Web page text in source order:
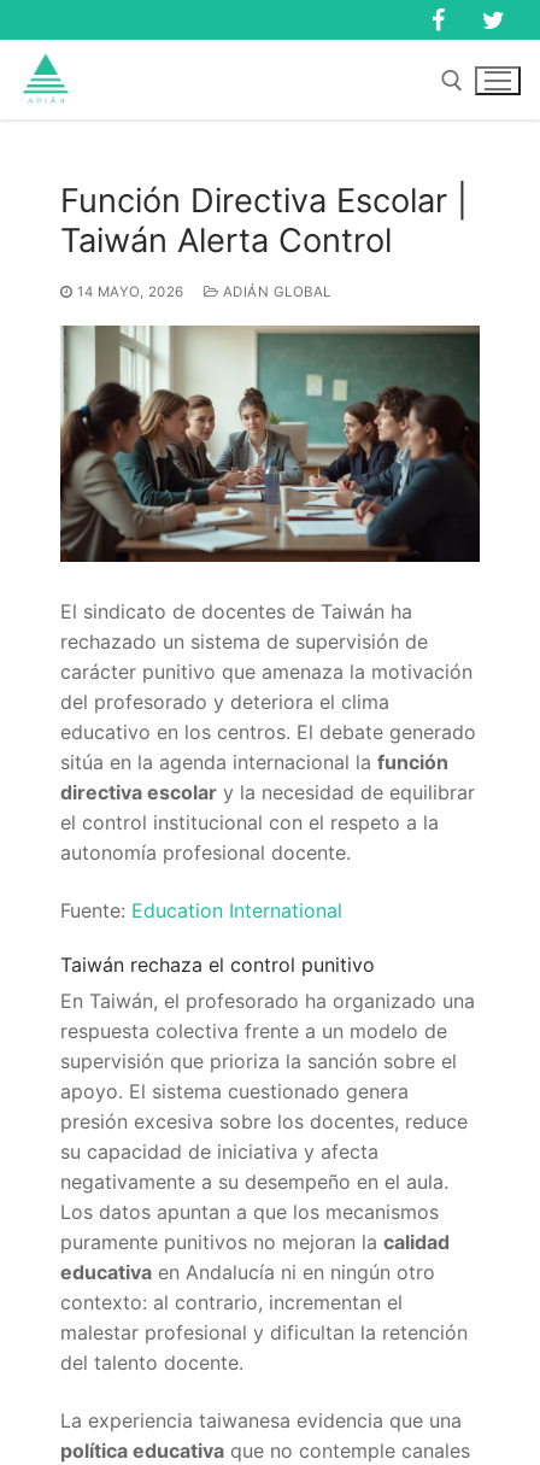
al
contenido
Buscar:
Buscar:
Inicio
Quiénes somos
Delegaciones
Adián Almería
Adián Cádiz
Adián Córdoba
Adián Granada
Adián Jaén
Adián Málaga
Adián Sevilla
Noticias
Enlaces
Consejería de Educación
FEDADi
Portal AVERROES
Portal SÉNECA
Portal IEDA
Contacto
Hazte Socio
Función Directiva Escolar |
Taiwán Alerta Control
14 MAYO, 2026 ADIÁN GLOBAL
El sindicato de docentes de Taiwán ha
rechazado un sistema de supervisión de
carácter punitivo que amenaza la motivación
del profesorado y deteriora el clima
educativo en los centros. El debate generado
sitúa en la agenda internacional la función
directiva escolar y la necesidad de equilibrar
el control institucional con el respeto a la
autonomía profesional docente.
Fuente: Education International
Taiwán rechaza el control punitivo
En Taiwán, el profesorado ha organizado una
respuesta colectiva frente a un modelo de
supervisión que prioriza la sanción sobre el
apoyo. El sistema cuestionado genera
presión excesiva sobre los docentes, reduce
su capacidad de iniciativa y afecta
negativamente a su desempeño en el aula.
Los datos apuntan a que los mecanismos
puramente punitivos no mejoran la calidad
educativa en Andalucía ni en ningún otro
contexto: al contrario, incrementan el
malestar profesional y dificultan la retención
del talento docente.
La experiencia taiwanesa evidencia que una
política educativa que no contemple canales